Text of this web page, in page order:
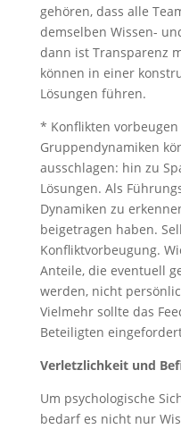
gehören, dass alle
demselben Wissen-
dann ist Transparenz
können in einer
Lösungen führen.
* Konflikten vorbeugen
Gruppendynamiken
ausschlagen: hin zu
Lösungen. Als
Dynamiken zu
beigetragen haben.
Konfliktvorbeugung.
Anteile, die eventuell
werden, nicht
Vielmehr sollte das
Beteiligten
Verletzlichkeit und
Um psychologische
bedarf es nicht nur